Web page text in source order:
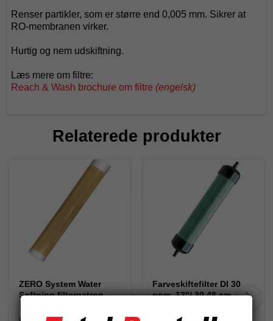
Renser partikler, som er større end 0,005 mm. Sikrer at
RO-membranen virker.
Hurtig og nem udskiftning.
Læs mere om filtre:
Reach & Wash brochure om filtre (engelsk)
Relaterede produkter
ZERO System Water
Softning filterpatron
Farveskiftefilter DI 30
ppm, 12"/ 30,48 cm